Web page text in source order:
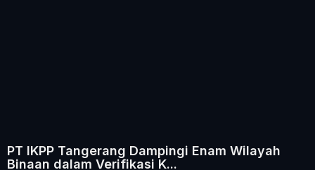
PT IKPP Tangerang Dampingi Enam Wilayah
Binaan dalam Verifikasi K...